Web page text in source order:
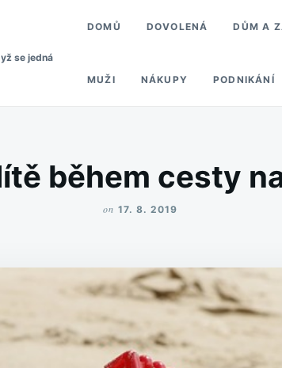
se jedná
DOMŮ DOVOLENÁ DŮM A
MUŽI NÁKUPY PODNIKÁNÍ
během cesty
on 17. 8. 2019